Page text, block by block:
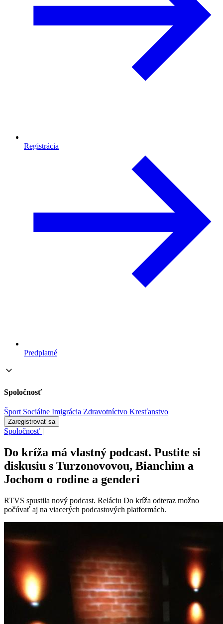
Registrácia
Predplatné
Spoločnosť
Šport Sociálne Imigrácia Zdravotníctvo Kresťanstvo
Zaregistrovať sa
Spoločnosť |
Do kríža má vlastný podcast. Pustite si
diskusiu s Turzonovovou, Bianchim a
Jochom o rodine a genderi
RTVS spustila nový podcast. Reláciu Do kríža odteraz možno
počúvať aj na viacerých podcastových platformách.